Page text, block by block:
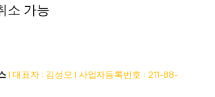
소 가능
| 대표자 : 김성모 | 사업자등록번호 : 211-88-